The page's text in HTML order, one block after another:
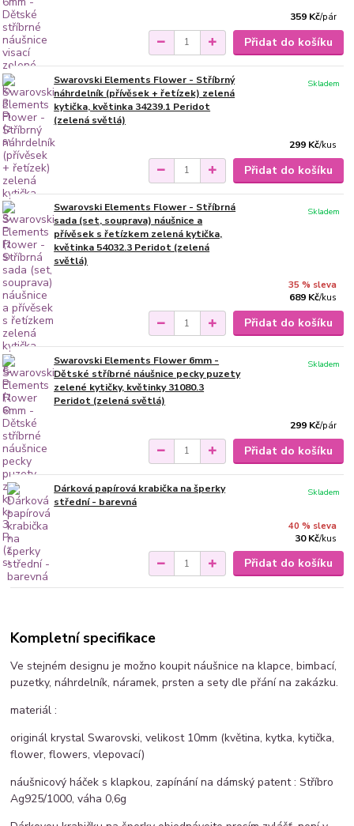
359 Kč/pár
Přidat do košíku
Swarovski Elements Flower - Stříbrný
náhrdelník (přívěsek + řetízek) zelená
kytička, květinka 34239.1 Peridot
(zelená světlá)
299 Kč/kus
Skladem
Přidat do košíku
Swarovski Elements Flower - Stříbrná
sada (set, souprava) náušnice a
přívěsek s řetízkem zelená kytička,
květinka 54032.3 Peridot (zelená
světlá)
35 % sleva
689 Kč/kus
Skladem
Přidat do košíku
Swarovski Elements Flower 6mm -
Dětské stříbrné náušnice pecky puzety
zelené kytičky, květinky 31080.3
Peridot (zelená světlá)
299 Kč/pár
Skladem
Přidat do košíku
Dárková papírová krabička na šperky
střední - barevná
40 % sleva
30 Kč/kus
Skladem
Přidat do košíku
Kompletní specifikace
Ve stejném designu je možno koupit náušnice na klapce, bimbací,
puzetky, náhrdelník, náramek, prsten a sety dle přání na zakázku.
materiál :
originál krystal Swarovski, velikost 10mm (květina, kytka, kytička,
flower, flowers, vlepovací)
náušnicový háček s klapkou, zapínání na dámský patent : Stříbro
Ag925/1000, váha 0,6g